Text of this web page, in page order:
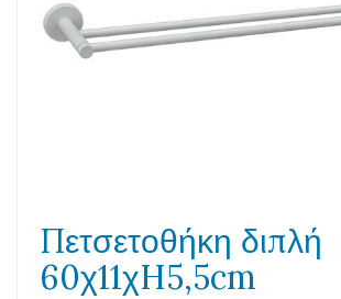
Πετσετοθήκη διπλή
60χ11χH5,5cm